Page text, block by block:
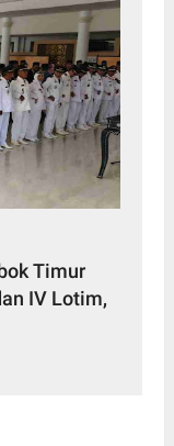
Timur
IV Lotim,